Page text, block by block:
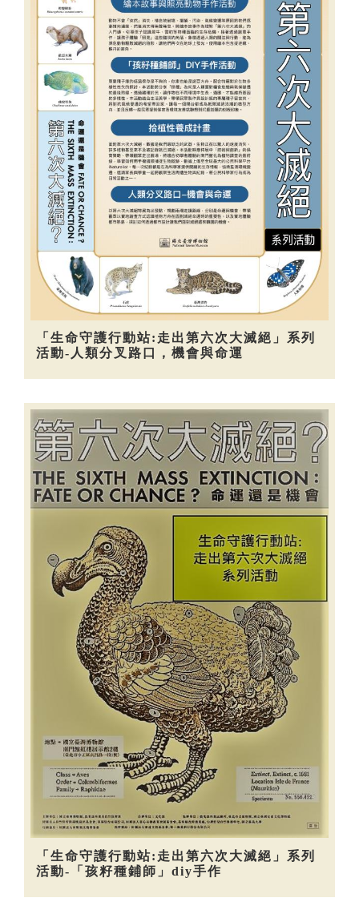
「生命守護行動站:走出第六次大滅絕」系列
活動-人類分叉路口，機會與命運
「生命守護行動站:走出第六次大滅絕」系列
活動-「孩籽種鋪師」diy手作